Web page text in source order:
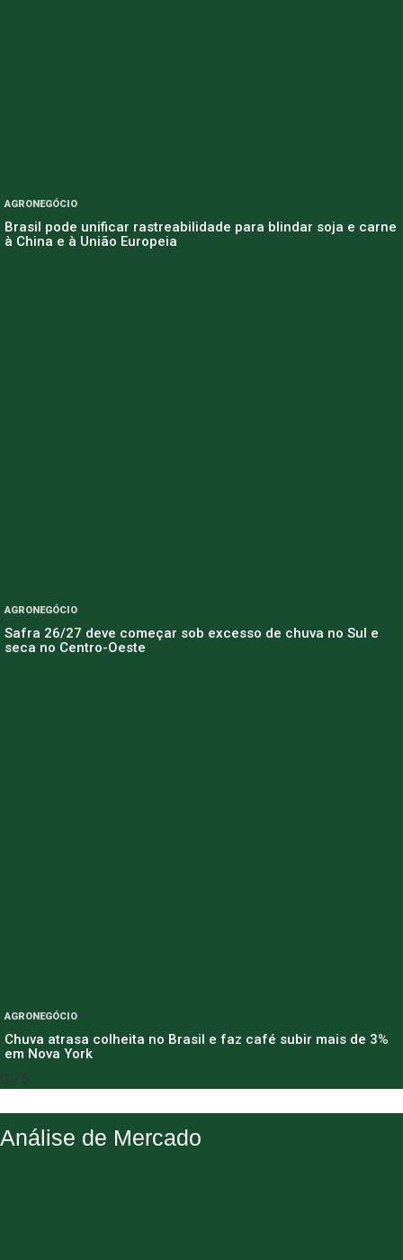
AGRONEGÓCIO
Brasil pode unificar rastreabilidade para blindar soja e carne
à China e à União Europeia
AGRONEGÓCIO
Safra 26/27 deve começar sob excesso de chuva no Sul e
seca no Centro-Oeste
AGRONEGÓCIO
Chuva atrasa colheita no Brasil e faz café subir mais de 3%
em Nova York
Análise de Mercado